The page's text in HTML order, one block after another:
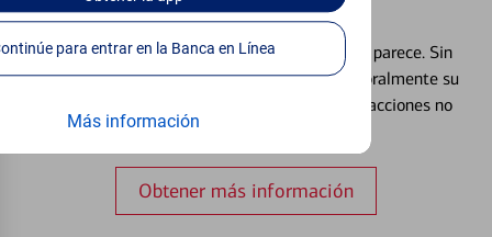
Continúe para entrar en la Banca en Línea
Más información
Débito⁴
Extraviar una tarjeta es más común de lo que parece. Sin
embargo, puede bloquear y desbloquear temporalmente su
tarjeta de débito para ayudar a prevenir transacciones no
Obtener más información